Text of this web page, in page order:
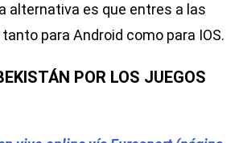
alternativa es que entres a las
para Android como para IOS.
POR LOS JUEGOS